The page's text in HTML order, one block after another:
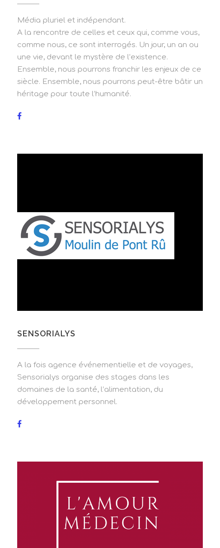
Média pluriel et indépendant.
A la rencontre de celles et ceux qui, comme vous,
comme nous, ce sont interrogés. Un jour, un an ou
une vie, devant le mystère de l’existence.
Ensemble, nous pourrons franchir les enjeux de ce
siècle. Ensemble, nous pourrons peut-être bâtir un
héritage pour toute l’humanité.
SENSORIALYS
A la fois agence événementielle et de voyages,
Sensorialys organise des stages dans les
domaines de la santé, l’alimentation, du
développement personnel.